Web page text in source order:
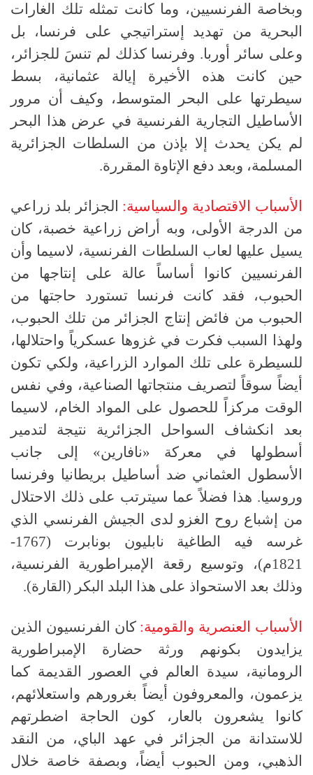
وبخاصة الفرنسيين، وما كانت تمثله تلك الغارات
البحرية من تهديد إستراتيجي على فرنسا، بل
وعلى سائر أوربا. وفرنسا كذلك لم تنسَ للجزائر،
حين كانت هذه الأخيرة إيالة عثمانية، بسط
سيطرتها على البحر المتوسط، وكيف أن مرور
الأساطيل التجارية الفرنسية في عرض هذا البحر
لم يكن يحدث إلا بإذن من السلطات الجزائرية
المسلمة، وبعد دفع الإتاوة المقررة.
الأسباب الاقتصادية والسياسية: الجزائر بلد زراعي
من الدرجة الأولى، وبه أراض زراعية خصبة، كان
يسيل عليها لعاب السلطات الفرنسية، لاسيما وأن
الفرنسيين كانوا أساساً عالة على إنتاجها من
الحبوب، فقد كانت فرنسا تستورد حاجتها من
الحبوب من فائض إنتاج الجزائر من تلك الحبوب،
ولهذا السبب فكرت في غزوها عسكرياً واحتلالها،
للسيطرة على تلك الموارد الزراعية، ولكي تكون
أيضاً سوقاً لتصريف منتجاتها الصناعية، وفي نفس
الوقت مركزاً للحصول على المواد الخام، لاسيما
بعد انكشاف السواحل الجزائرية نتيجة لتدمير
أسطولها في معركة «نافارين» إلى جانب
الأسطول العثماني ضد أساطيل بريطانيا وفرنسا
وروسيا. هذا فضلاً عما سيترتب على ذلك الاحتلال
من إشباع روح الغزو لدى الجيش الفرنسي الذي
غرسه فيه الطاغية نابليون بونابرت (1767-
1821م)، وتوسيع رقعة الإمبراطورية الفرنسية،
وذلك بعد الاستحواذ على هذا البلد البكر (القارة).
الأسباب العنصرية والقومية: كان الفرنسيون الذين
يزايدون بكونهم ورثة حضارة الإمبراطورية
الرومانية، سيدة العالم في العصور القديمة كما
يزعمون، والمعروفون أيضاً بغرورهم واستعلائهم،
كانوا يشعرون بالعار، كون الحاجة اضطرتهم
للاستدانة من الجزائر في عهد الباي، من النقد
الذهبي، ومن الحبوب أيضاً، وبصفة خاصة خلال